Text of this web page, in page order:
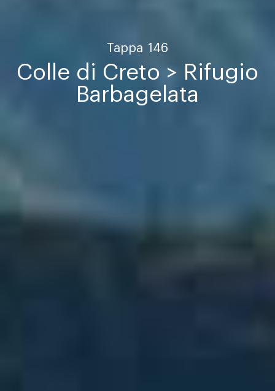
Tappa 146
Colle di Creto > Rifugio
Barbagelata